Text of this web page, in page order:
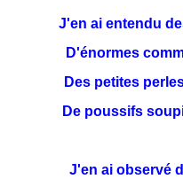
J'en ai entendu
D'énormes
Des petites
De poussifs
J'en ai observé